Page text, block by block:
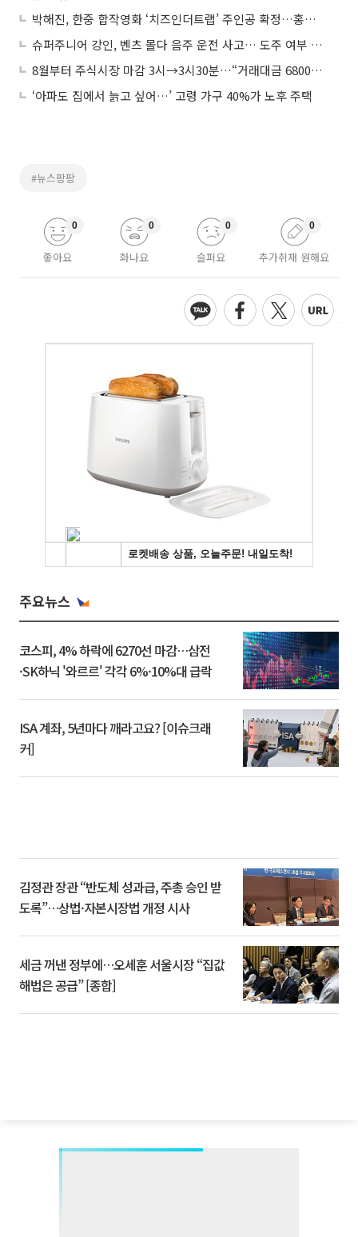
박해진, 한중 합작영화 ‘치즈인더트랩’ 주인공 확정…홍설 역은?
슈퍼주니어 강인, 벤츠 몰다 음주 운전 사고… 도주 여부 조사중
8월부터 주식시장 마감 3시→3시30분…“거래대금 6800억 증가 기대”
‘아파도 집에서 늙고 싶어…’ 고령 가구 40%가 노후 주택
#뉴스팡팡
좋아요
0
화나요
0
슬퍼요
0
추가취재 원해요
0
주요뉴스
코스피, 4% 하락에 6270선 마감…삼전
·SK하닉 '와르르' 각각 6%·10%대 급락
ISA 계좌, 5년마다 깨라고요? [이슈크래
커]
김정관 장관 “반도체 성과급, 주총 승인 받
도록”…상법·자본시장법 개정 시사
세금 꺼낸 정부에…오세훈 서울시장 “집값
해법은 공급” [종합]